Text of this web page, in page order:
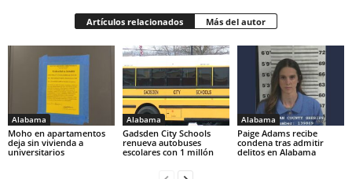
Artículos relacionados Más del autor
Alabama
Moho en apartamentos
deja sin vivienda a
universitarios
Alabama
Gadsden City Schools
renueva autobuses
escolares con 1 millón
Alabama
Paige Adams recibe
condena tras admitir
delitos en Alabama